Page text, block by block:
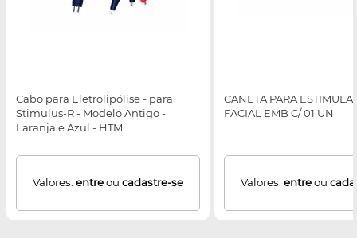
Cabo para Eletrolipólise - para
Stimulus-R - Modelo Antigo -
Laranja e Azul - HTM
Valores: entreou cadastre-se
CANETA PARA
FACIAL EMB C/ 01 UN
Valores: entreou